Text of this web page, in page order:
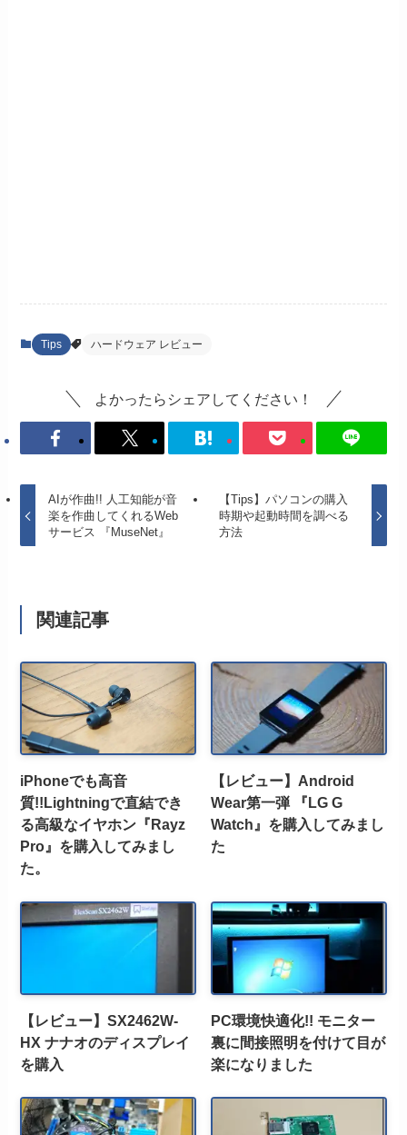
Tips ハードウェア レビュー
よかったらシェアしてください！
AIが作曲!! 人工知能が音
楽を作曲してくれるWeb
サービス 『MuseNet』
【Tips】パソコンの購入
時期や起動時間を調べる
方法
関連記事
iPhoneでも高音
質!!Lightningで直結でき
る高級なイヤホン『Rayz
Pro』を購入してみまし
た。
【レビュー】Android
Wear第一弾 『LG G
Watch』を購入してみまし
た
【レビュー】SX2462W-
HX ナナオのディスプレイ
を購入
PC環境快適化!! モニター
裏に間接照明を付けて目が
楽になりました